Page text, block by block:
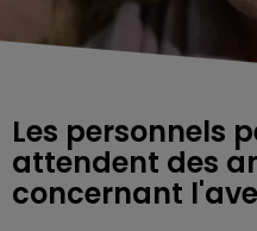
Les personnels
attendent des
concernant